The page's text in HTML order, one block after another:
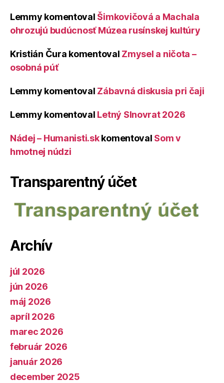
Lemmy komentoval Šimkovičová a Machala
ohrozujú budúcnosť Múzea rusínskej kultúry
Kristián Čura komentoval Zmysel a ničota –
osobná púť
Lemmy komentoval Zábavná diskusia pri čaji
Lemmy komentoval Letný Slnovrat 2026
Nádej – Humanisti.skkomentoval Som v
hmotnej núdzi
Transparentný účet
Archív
júl 2026
jún 2026
máj 2026
apríl 2026
marec 2026
február 2026
január 2026
december 2025